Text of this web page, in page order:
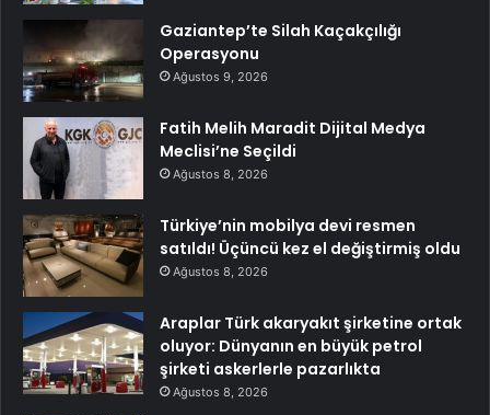
Gaziantep’te Silah Kaçakçılığı
Operasyonu
Ağustos 9, 2026
Fatih Melih Maradit Dijital Medya
Meclisi’ne Seçildi
Ağustos 8, 2026
Türkiye’nin mobilya devi resmen
satıldı! Üçüncü kez el değiştirmiş oldu
Ağustos 8, 2026
Araplar Türk akaryakıt şirketine ortak
oluyor: Dünyanın en büyük petrol
şirketi askerlerle pazarlıkta
Ağustos 8, 2026